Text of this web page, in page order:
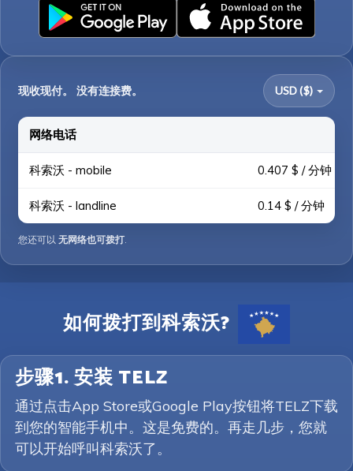
现收现付。 没有连接费。 USD ($)
网络电话
科索沃 - mobile 0.407 $ / 分钟
科索沃 - landline 0.14 $ / 分钟
您还可以 无网络也可拨打.
如何拨打到科索沃?
步骤1. 安装 TELZ
通过点击App Store或Google Play按钮将TELZ下载
到您的智能手机中。这是免费的。再走几步，您就
可以开始呼叫科索沃了。